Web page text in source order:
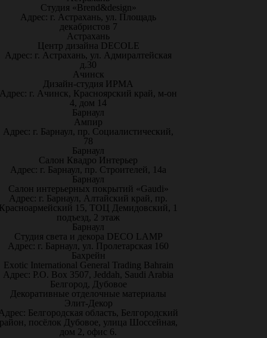
Студия «Brend&design»
Адрес: г. Астрахань, ул. Площадь
декабристов 7
Астрахань
Центр дизайна DECOLE
Адрес: г. Астрахань, ул. Адмиралтейская
д.30
Ачинск
Дизайн-студия ИРМА
Адрес: г. Ачинск, Красноярский край, м-он
4, дом 14
Барнаул
Ампир
Адрес: г. Барнаул, пр. Социалистический,
78
Барнаул
Салон Квадро Интерьер
Адрес: г. Барнаул, пр. Строителей, 14а
Барнаул
Салон интерьерных покрытий «Gaudi»
Адрес: г. Барнаул, Алтайский край, пр.
15, ТОЦ Демидовский, 1
подъезд, 2 этаж
Барнаул
Студия света и декора DECO LAMP
Адрес: г. Барнаул, ул. Пролетарская 160
Бахрейн
Exotic International General Trading Bahrain
Адрес: P.O. Box 3507, Jeddah, Saudi Arabia
Белгород, Дубовое
Декоративные отделочные материалы
Элит-Декор
Белгородская область, Белгородский
посёлок Дубовое, улица Шоссейная,
дом 2, офис 6.